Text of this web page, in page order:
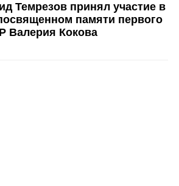
Темрезов принял участие в
памяти первого
Валерия Кокова